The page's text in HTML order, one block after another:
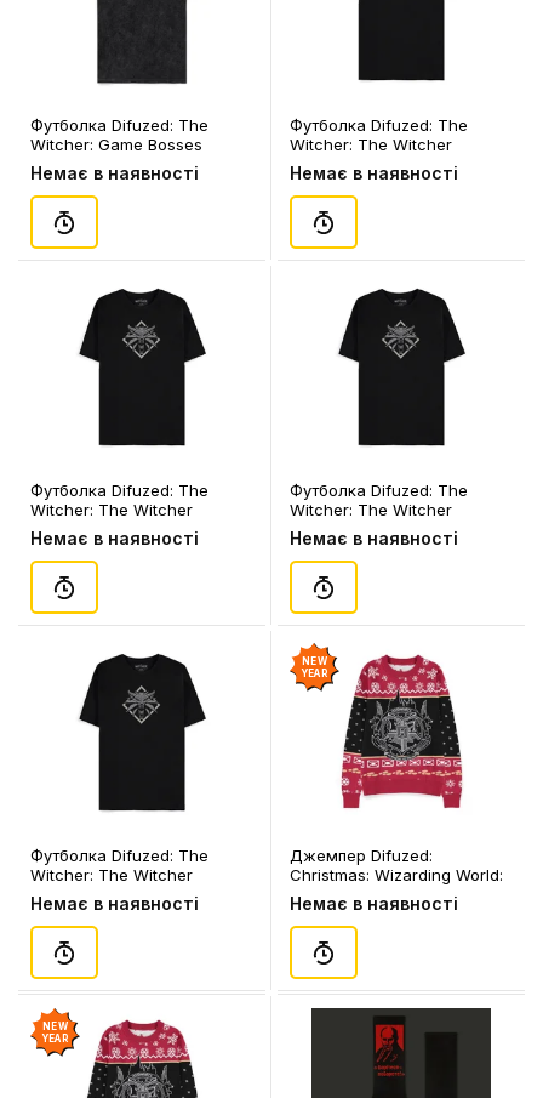
Футболка Difuzed: The
Witcher: Game Bosses
Runes (2XL), (180237)
Немає в наявності
Футболка Difuzed: The
Witcher: The Witcher
Medallion (M), (401318)
Немає в наявності
Футболка Difuzed: The
Witcher: The Witcher
Medallion (XL), (401394)
Немає в наявності
Футболка Difuzed: The
Witcher: The Witcher
Medallion (2XL), (180183)
Немає в наявності
Футболка Difuzed: The
Witcher: The Witcher
Medallion (L), (401325)
Немає в наявності
NEW
YEAR
Джемпер Difuzed:
Christmas: Wizarding World:
Harry Potter: Hogwarts
Houses: «Draco Dormiens
Nunquam Titillandus» (M)
(чол.), (387322)
Немає в наявності
NEW
YEAR